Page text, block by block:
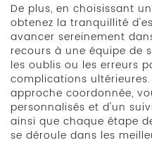
De plus, en choisissant
obtenez la tranquillité
avancer sereinement
recours à une équipe de
les oublis ou les erreurs
complications
approche coordonnée,
personnalisés et d'un
ainsi que chaque étape
se déroule dans les